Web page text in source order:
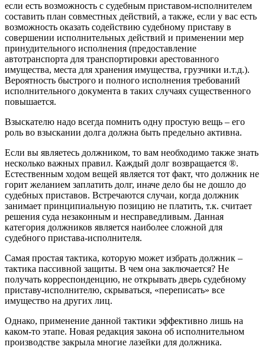
если есть возможность с судебным приставом-исполнителем
составить план совместных действий, а также, если у вас есть
возможность оказать содействию судебному приставу в
совершении исполнительных действий и применении мер
принудительного исполнения (предоставление
автотранспорта для транспортировки арестованного
имущества, места для хранения имущества, грузчики и.т.д.).
Вероятность быстрого и полного исполнения требований
исполнительного документа в таких случаях существенного
повышается.
Взыскателю надо всегда помнить одну простую вещь – его
роль во взыскании долга должна быть предельно активна.
Если вы являетесь должником, то вам необходимо также знать
несколько важных правил. Каждый долг возвращается ®.
Естественным ходом вещей является тот факт, что должник не
горит желанием заплатить долг, иначе дело бы не дошло до
судебных приставов. Встречаются случаи, когда должник
занимает принципиальную позицию не платить, т.к. считает
решения суда незаконным и несправедливым. Данная
категория должников является наиболее сложной для
судебного пристава-исполнителя.
Самая простая тактика, которую может избрать должник –
тактика пассивной защиты. В чем она заключается? Не
получать корреспонденцию, не открывать дверь судебному
приставу-исполнителю, скрываться, «переписать» все
имущество на других лиц.
Однако, применение данной тактики эффективно лишь на
каком-то этапе. Новая редакция закона об исполнительном
производстве закрыла многие лазейки для должника.